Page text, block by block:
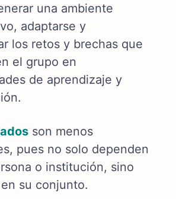
una ambiente
adaptarse y
los retos y brechas que
el grupo en
de aprendizaje y
son menos
pues no solo dependen
o institución, sino
su conjunto.